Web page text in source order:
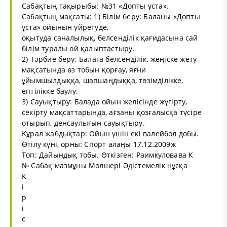
Сабақтың тақырыбы: №31 «Допты ұста».
Сабақтың мақсаты: 1) Білім беру: Баланы «Допты
ұста» ойынын үйретуде,
оқытуда саналылық, белсенділік қағидасына сай
білім туралы ой қалыптастыру.
2) Тәрбие беру: Балаға белсенділік, жеңіске жету
мақсатында өз тобын қорғау, яғни
ұйымшылдыққа, шапшаңдыққа, төзімділікке,
ептілікке баулу.
3) Сауықтыру: Балада ойын желісінде жүгірту,
секірту мақсаттарында, ағзаны қозғалысқа түсіре
отырып, денсаулығын сауықтыру.
Құрал жабдықтар: Ойын үшін екі валейбол добы.
Өтілу күні, орны: Спорт алаңы 17.12.2009ж
Топ: Дайындық тобы. Өткізген: Раимкуловава К
№ Сабақ мазмұны Мөлшері Әдістемелік нұсқа
К
і
р
і
с